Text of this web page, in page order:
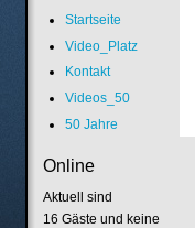
Startseite
Video_Platz
Kontakt
Videos_50
50 Jahre
Online
Aktuell sind
16 Gäste und keine